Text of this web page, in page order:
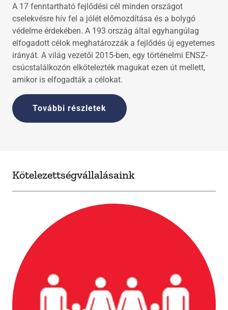
A 17 fenntartható fejlődési cél minden országot
cselekvésre hív fel a jólét előmozdítása és a bolygó
védelme érdekében. A 193 ország által egyhangúlag
elfogadott célok meghatározzák a fejlődés új egyetemes
irányát. A világ vezetői 2015-ben, egy történelmi ENSZ-
csúcstalálkozón elkötelezték magukat ezen út mellett,
amikor is elfogadták a célokat.
További részletek
Kötelezettségvállalásaink